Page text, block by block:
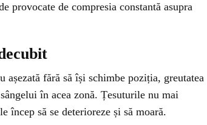
provocate de compresia constantă asupra
fără să își schimbe poziția, greutatea
în acea zonă. Țesuturile nu mai
încep să se deterioreze și să moară.